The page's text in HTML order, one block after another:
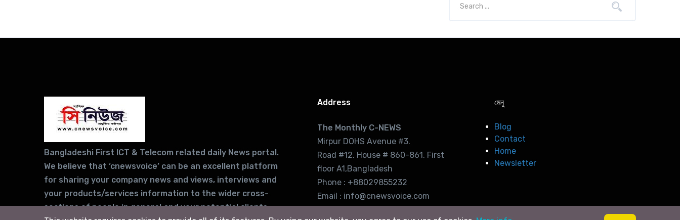
Bangladeshi First ICT & Telecom related daily News portal.
We believe that ‘cnewsvoice’ can be an excellent platform
for sharing your company news and views, interviews and
your products/services information to the wider cross-
sections of people in general and your potential clients
Address
The Monthly C-NEWS
Mirpur DOHS Avenue #3.
Road #12. House # 860-861. First
floor A1,Bangladesh
Phone : +88029855232
Email : info@cnewsvoice.com
মেনু
Blog
Contact
Home
Newsletter